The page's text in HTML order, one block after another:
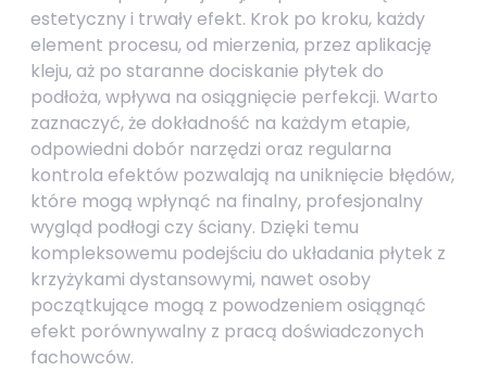
estetyczny i trwały efekt. Krok po kroku, każdy
element procesu, od mierzenia, przez aplikację
kleju, aż po staranne dociskanie płytek do
podłoża, wpływa na osiągnięcie perfekcji. Warto
zaznaczyć, że dokładność na każdym etapie,
odpowiedni dobór narzędzi oraz regularna
kontrola efektów pozwalają na uniknięcie błędów,
które mogą wpłynąć na finalny, profesjonalny
wygląd podłogi czy ściany. Dzięki temu
kompleksowemu podejściu do układania płytek z
krzyżykami dystansowymi, nawet osoby
początkujące mogą z powodzeniem osiągnąć
efekt porównywalny z pracą doświadczonych
fachowców.